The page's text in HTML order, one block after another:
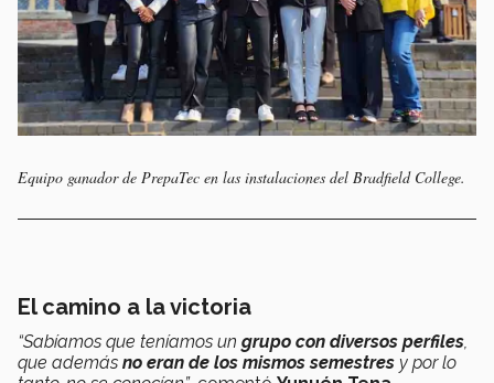
Equipo ganador de PrepaTec en las instalaciones del Bradfield College.
El camino a la victoria
“Sabíamos que teníamos un grupo con diversos perfiles,
que además no eran de los mismos semestres y por lo